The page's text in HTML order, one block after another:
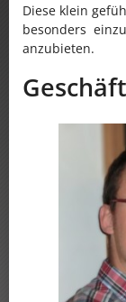
Diese klein
besonders
anzubieten.